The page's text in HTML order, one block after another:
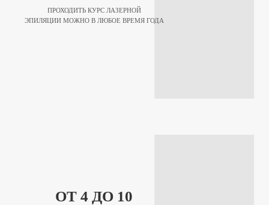
ПРОХОДИТЬ КУРС ЛАЗЕРНОЙ
ЭПИЛЯЦИИ МОЖНО В ЛЮБОЕ ВРЕМЯ ГОДА
ОТ 4 ДО 10